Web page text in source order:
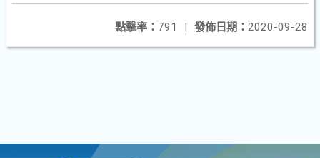
發佈日期： 2020-09-28
點擊率： 791 |